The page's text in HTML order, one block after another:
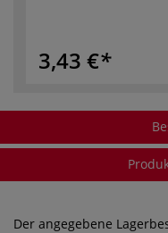
3,43 €
Der angegebene